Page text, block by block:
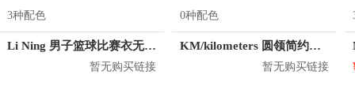
3种配色
Li Ning 男子篮球比赛衣无袖短裤运动套装 AATM037
暂无购买链接
0种配色
KM/kilometers 圆领简约短袖T恤 M2X2108073
暂无购买链接